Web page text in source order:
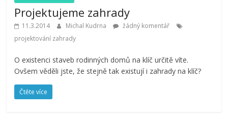
Projektujeme zahrady
11.3.2014 Michal Kudrna
žádný komentář
projektování zahrady
O existenci staveb rodinných domů na klíč určitě víte.
Ovšem věděli jste, že stejně tak existují i zahrady na klíč?
Čtěte více